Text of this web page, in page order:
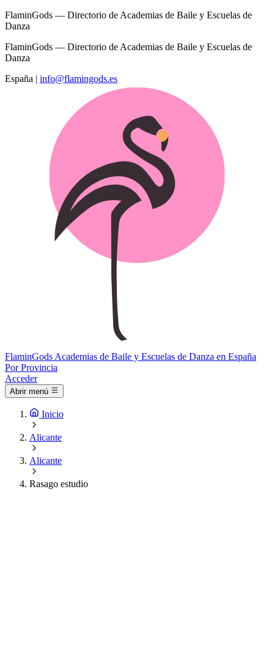
FlaminGods — Directorio de Academias de Baile y Escuelas de
Danza
FlaminGods — Directorio de Academias de Baile y Escuelas de
Danza
España | info@flamingods.es
FlaminGods Academias de Baile y Escuelas de Danza en España
Por Provincia
Acceder
Abrir menú
Inicio
Alicante
Alicante
Rasago estudio